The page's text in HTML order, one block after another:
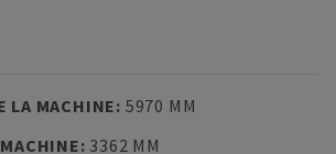
LA MACHINE: 5970 MM
: 3362 MM